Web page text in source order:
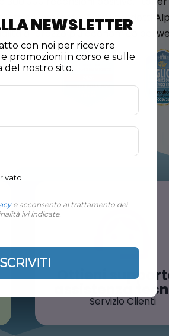
sul mercato. Tutti i prodotti
al prezzo più economico del
Ottieni
assistenza
Servizio Clienti
NEWSLETTER
con noi per ricevere
promozioni in corso e sulle
del nostro sito.
e acconsento al trattamento dei
ivi indicate.
ISCRIVITI